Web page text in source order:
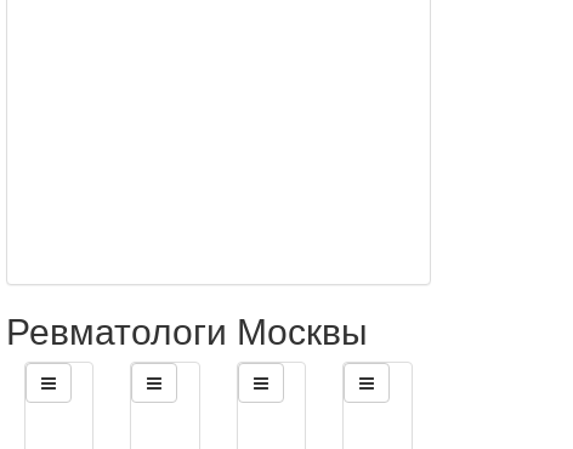
Ревматологи Москвы